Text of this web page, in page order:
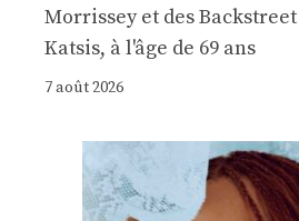
Morrissey et des
Katsis, à l'âge de 69 ans
7 août 2026